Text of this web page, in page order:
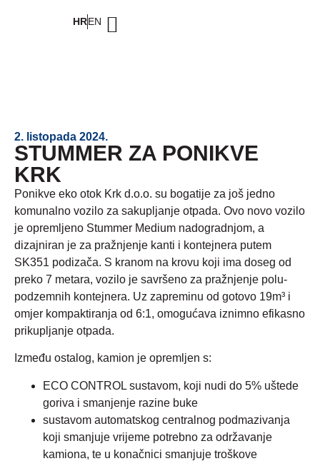
HREN
2. listopada 2024.
STUMMER ZA PONIKVE
KRK
Ponikve eko otok Krk d.o.o. su bogatije za još jedno
komunalno vozilo za sakupljanje otpada. Ovo novo vozilo
je opremljeno Stummer Medium nadogradnjom, a
dizajniran je za pražnjenje kanti i kontejnera putem
SK351 podizača. S kranom na krovu koji ima doseg od
preko 7 metara, vozilo je savršeno za pražnjenje polu-
podzemnih kontejnera. Uz zapreminu od gotovo 19m³ i
omjer kompaktiranja od 6:1, omogućava iznimno efikasno
prikupljanje otpada.
Između ostalog, kamion je opremljen s:
ECO CONTROL sustavom, koji nudi do 5% uštede
goriva i smanjenje razine buke
sustavom automatskog centralnog podmazivanja
koji smanjuje vrijeme potrebno za održavanje
kamiona, te u konačnici smanjuje troškove